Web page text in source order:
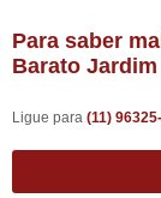
Para saber
Barato
Ligue para (11)